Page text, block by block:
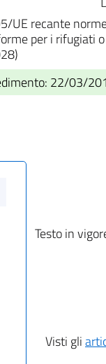
recante
per i rifugiati
22/03/
Testo in
Visti gli